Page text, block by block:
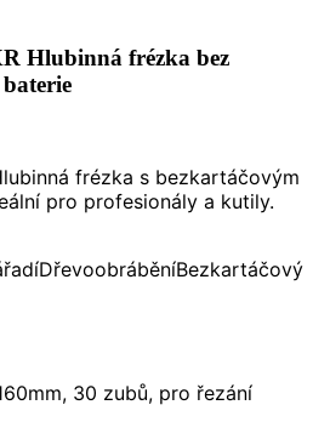
Hlubinná frézka bez
frézka s bezkartáčovým
pro profesionály a kutily.
DřevoobráběníBezkartáčový
30 zubů, pro řezání